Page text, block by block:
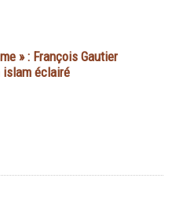
» : François Gautier
éclairé